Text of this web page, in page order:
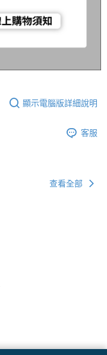
顯示電腦版詳細說明
客服
查看全部